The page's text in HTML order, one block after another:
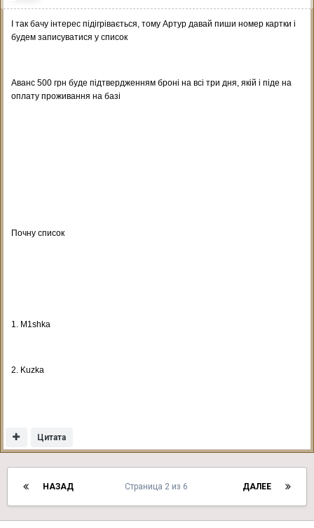
І так бачу інтерес підігрівається, тому Артур давай пиши номер картки і
будем записуватися у список
Аванс 500 грн буде підтвердженням броні на всі три дня, якій і піде на
оплату проживання на базі
Почну список
1. M1shka
2. Kuzka
Цитата
НАЗАД ДАЛЕЕ
Страница 2 из 6